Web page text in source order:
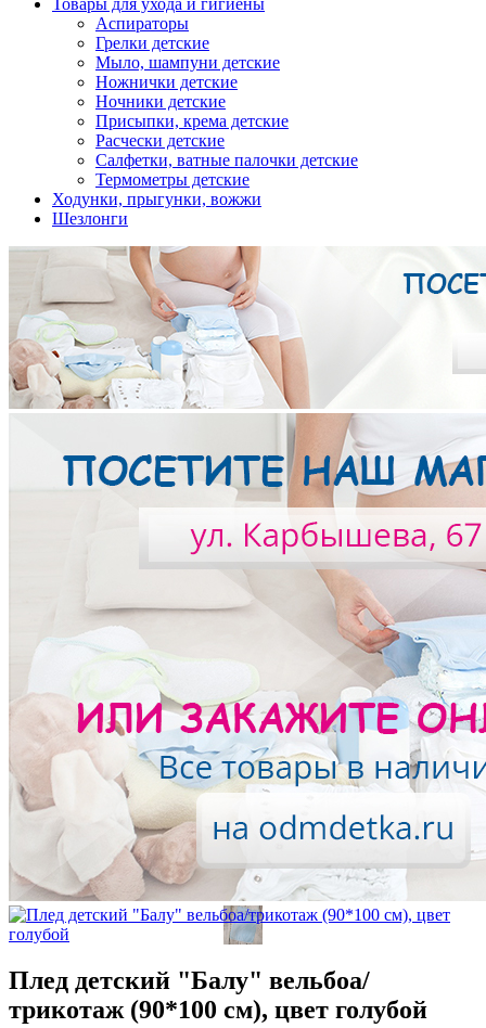
Товары для ухода и гигиены
Аспираторы
Грелки детские
Мыло, шампуни детские
Ножнички детские
Ночники детские
Присыпки, крема детские
Расчески детские
Салфетки, ватные палочки детские
Термометры детские
Ходунки, прыгунки, вожжи
Шезлонги
Плед детский "Балу" вельбоа/
трикотаж (90*100 см), цвет голубой